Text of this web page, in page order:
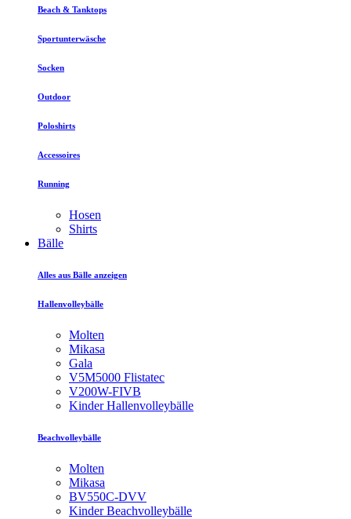
Beach & Tanktops
Sportunterwäsche
Socken
Outdoor
Poloshirts
Accessoires
Running
Hosen
Shirts
Bälle
Alles aus Bälle anzeigen
Hallenvolleybälle
Molten
Mikasa
Gala
V5M5000 Flistatec
V200W-FIVB
Kinder Hallenvolleybälle
Beachvolleybälle
Molten
Mikasa
BV550C-DVV
Kinder Beachvolleybälle